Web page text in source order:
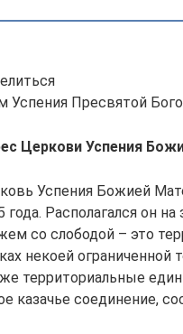
Успения Пресвятой
Церкови Успения
Успения Божией
года. Располагался он
со слободой – это
некоей ограниченной
территориальные
казачье соединение,